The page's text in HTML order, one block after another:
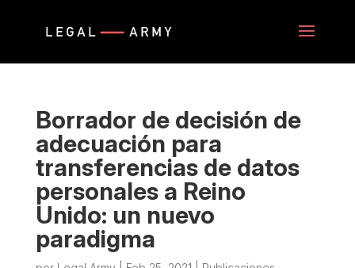
Borrador de decisión de
adecuación para
transferencias de datos
personales a Reino
Unido: un nuevo
paradigma